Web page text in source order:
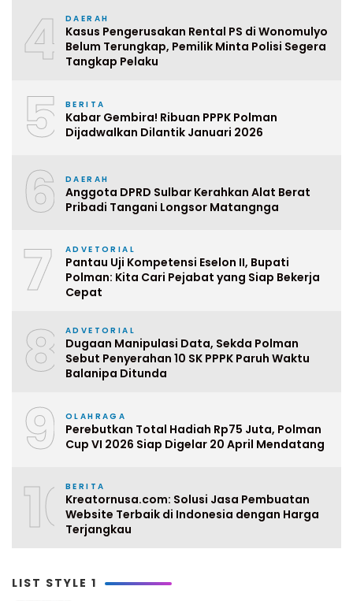
4 DAERAH
Kasus Pengerusakan Rental PS di Wonomulyo
Belum Terungkap, Pemilik Minta Polisi Segera
Tangkap Pelaku
5 BERITA
Kabar Gembira! Ribuan PPPK Polman
Dijadwalkan Dilantik Januari 2026
6 DAERAH
Anggota DPRD Sulbar Kerahkan Alat Berat
Pribadi Tangani Longsor Matangnga
7 ADVETORIAL
Pantau Uji Kompetensi Eselon II, Bupati
Polman: Kita Cari Pejabat yang Siap Bekerja
Cepat
8 ADVETORIAL
Dugaan Manipulasi Data, Sekda Polman
Sebut Penyerahan 10 SK PPPK Paruh Waktu
Balanipa Ditunda
9 OLAHRAGA
Perebutkan Total Hadiah Rp75 Juta, Polman
Cup VI 2026 Siap Digelar 20 April Mendatang
10BERITA
Kreatornusa.com: Solusi Jasa Pembuatan
Website Terbaik di Indonesia dengan Harga
Terjangkau
LIST STYLE 1